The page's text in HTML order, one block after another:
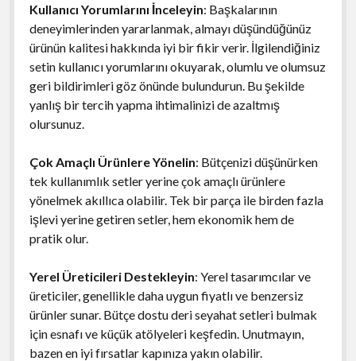
Kullanıcı Yorumlarını İnceleyin: Başkalarının
deneyimlerinden yararlanmak, almayı düşündüğünüz
ürünün kalitesi hakkında iyi bir fikir verir. İlgilendiğiniz
setin kullanıcı yorumlarını okuyarak, olumlu ve olumsuz
geri bildirimleri göz önünde bulundurun. Bu şekilde
yanlış bir tercih yapma ihtimalinizi de azaltmış
olursunuz.
Çok Amaçlı Ürünlere Yönelin: Bütçenizi düşünürken
tek kullanımlık setler yerine çok amaçlı ürünlere
yönelmek akıllıca olabilir. Tek bir parça ile birden fazla
işlevi yerine getiren setler, hem ekonomik hem de
pratik olur.
Yerel Üreticileri Destekleyin: Yerel tasarımcılar ve
üreticiler, genellikle daha uygun fiyatlı ve benzersiz
ürünler sunar. Bütçe dostu deri seyahat setleri bulmak
için esnafı ve küçük atölyeleri keşfedin. Unutmayın,
bazen en iyi fırsatlar kapınıza yakın olabilir.